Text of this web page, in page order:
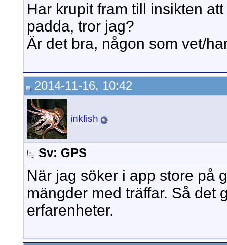
Har krupit fram till insikten
padda, tror jag?
Är det bra, någon som vet/
2014-11-16, 10:42
inkfish
Sv: GPS
När jag söker i app store på
mängder med träffar. Så det
erfarenheter.